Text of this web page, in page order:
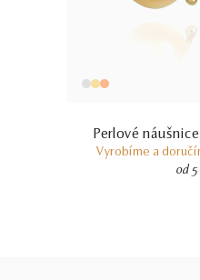
použitých diamantov líšiť od
diamantoch o hmotnosti 0.30ct a
alebo vyššia hmotnosť.
Perlové
Vyrobíme a
od